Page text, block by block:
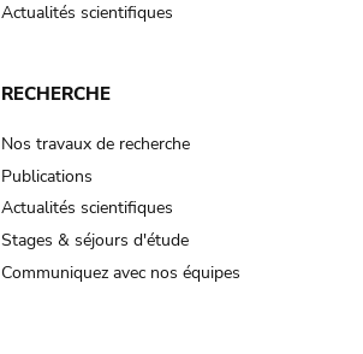
Actualités scientifiques
RECHERCHE
Nos travaux de recherche
Publications
Actualités scientifiques
Stages & séjours d'étude
Communiquez avec nos équipes